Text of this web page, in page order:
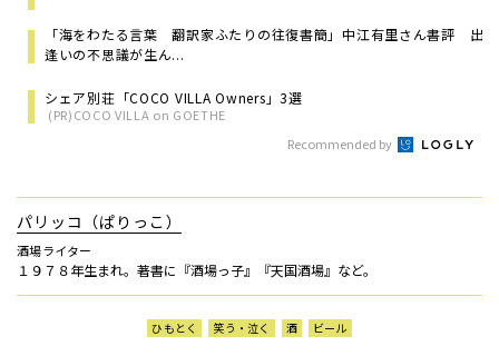
「海をわたる言葉 翻訳家ふたりの往復書簡」中江有里さん書評 出
逢いの不思議が生ん...
シェア別荘「COCO VILLA Owners」3選
(PR)COCO VILLA on GOETHE
Recommended by
パリッコ（ぱりっこ）
酒場ライター
１９７８年生まれ。著書に『酒場っ子』『天国酒場』など。
ひもとく 笑う・泣く 酒 ビール